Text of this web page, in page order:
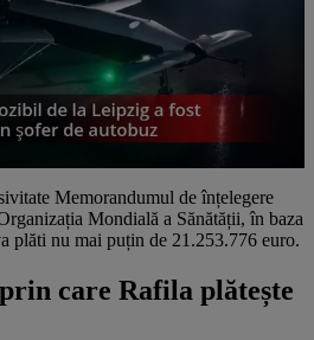
Memorandumul de înțelegere
Mondială a Sănătății, în baza
plăti nu mai puțin de 21.253.776 euro.
care Rafila plătește